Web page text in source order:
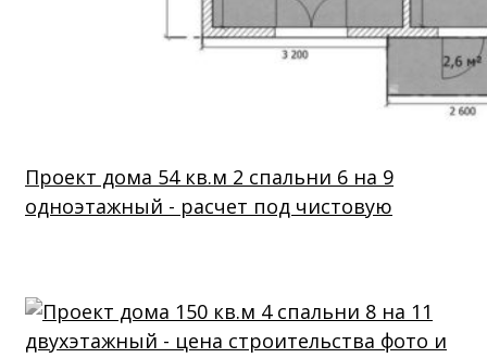
Проект дома 54 кв.м 2 спальни 6 на 9
одноэтажный - расчет под чистовую